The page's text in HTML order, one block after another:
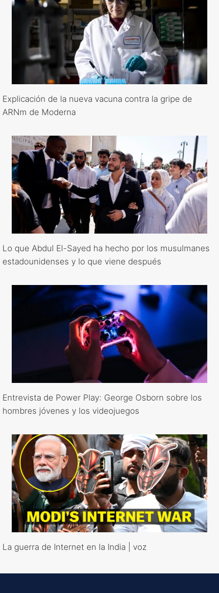
Explicación de la nueva vacuna contra la gripe de
ARNm de Moderna
Lo que Abdul El-Sayed ha hecho por los musulmanes
estadounidenses y lo que viene después
Entrevista de Power Play: George Osborn sobre los
hombres jóvenes y los videojuegos
La guerra de Internet en la India | voz